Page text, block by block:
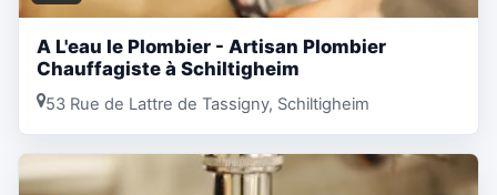
A L'eau le Plombier - Artisan Plombier
Chauffagiste à Schiltigheim
53 Rue de Lattre de Tassigny, Schiltigheim